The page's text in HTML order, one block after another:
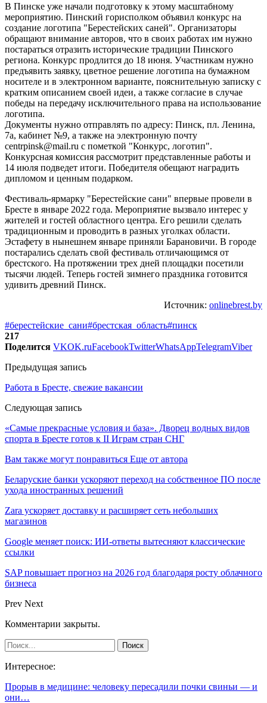
В Пинске уже начали подготовку к этому масштабному
мероприятию. Пинский горисполком объявил конкурс на
создание логотипа "Берестейских саней". Организаторы
обращают внимание авторов, что в своих работах им нужно
постараться отразить исторические традиции Пинского
региона. Конкурс продлится до 18 июня. Участникам нужно
предъявить заявку, цветное решение логотипа на бумажном
носителе и в электронном варианте, пояснительную записку с
кратким описанием своей идеи, а также согласие в случае
победы на передачу исключительного права на использование
логотипа.
Документы нужно отправлять по адресу: Пинск, пл. Ленина,
7а, кабинет №9, а также на электронную почту
centrpinsk@mail.ru с пометкой "Конкурс, логотип".
Конкурсная комиссия рассмотрит представленные работы и
14 июля подведет итоги. Победителя обещают наградить
дипломом и ценным подарком.
Фестиваль-ярмарку "Берестейские сани" впервые провели в
Бресте в январе 2022 года. Мероприятие вызвало интерес у
жителей и гостей областного центра. Его решили сделать
традиционным и проводить в разных уголках области.
Эстафету в нынешнем январе приняли Барановичи. В городе
постарались сделать свой фестиваль отличающимся от
брестского. На протяжении трех дней площадки посетили
тысячи людей. Теперь гостей зимнего праздника готовится
удивить древний Пинск.
Источник: onlinebrest.by
#берестейские_сани#брестская_область#пинск
217
Поделится VKOK.ruFacebookTwitterWhatsAppTelegramViber
Предыдущая запись
Работа в Бресте, свежие вакансии
Следующая запись
«Самые прекрасные условия и база». Дворец водных видов
спорта в Бресте готов к II Играм стран СНГ
Вам также могут понравиться Еще от автора
Беларуские банки ускоряют переход на собственное ПО после
ухода иностранных решений
Zara ускоряет доставку и расширяет сеть небольших
магазинов
Google меняет поиск: ИИ-ответы вытесняют классические
ссылки
SAP повышает прогноз на 2026 год благодаря росту облачного
бизнеса
Prev Next
Комментарии закрыты.
Интересное:
Прорыв в медицине: человеку пересадили почки свиньи — и
они…